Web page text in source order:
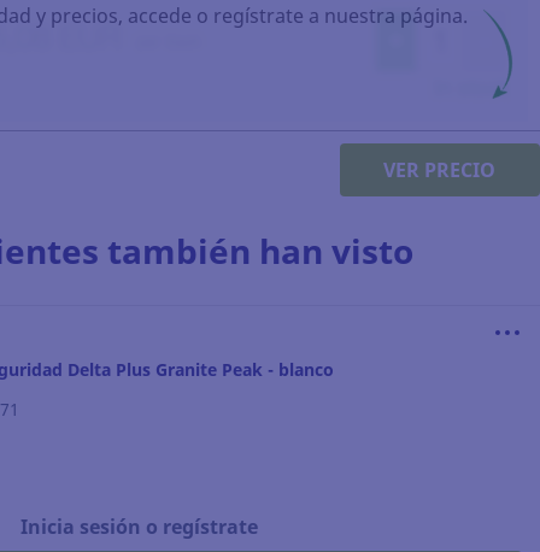
y precios, accede o regístrate a nuestra página.
VER PRECIO
también han visto
Delta Plus Granite Peak - blanco
Inicia sesión o regístrate